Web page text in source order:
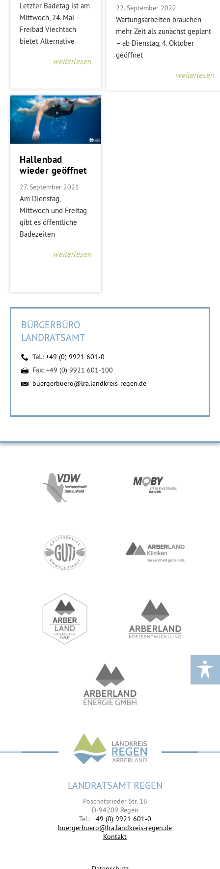
Letzter Badetag ist am
Mittwoch, 24. Mai –
Freibad Viechtach
bietet Alternative
weiterlesen
22. September 2022
Wartungsarbeiten brauchen
mehr Zeit als zunächst geplant
– ab Dienstag, 4. Oktober
geöffnet
weiterlesen
Hallenbad
wieder geöffnet
27. September 2021
Am Dienstag,
Mittwoch und Freitag
gibt es öffentliche
Badezeiten
weiterlesen
BÜRGERBÜRO
LANDRATSAMT
Tel.:+49 (0) 9921 601-0
Fax:+49 (0) 9921 601-100
buergerbuero@lra.landkreis-regen.de
LANDRATSAMT REGEN
Poschetsrieder Str. 16
D-94209 Regen
Tel.: +49 (0) 9921 601-0
buergerbuero@lra.landkreis-regen.de
Kontakt